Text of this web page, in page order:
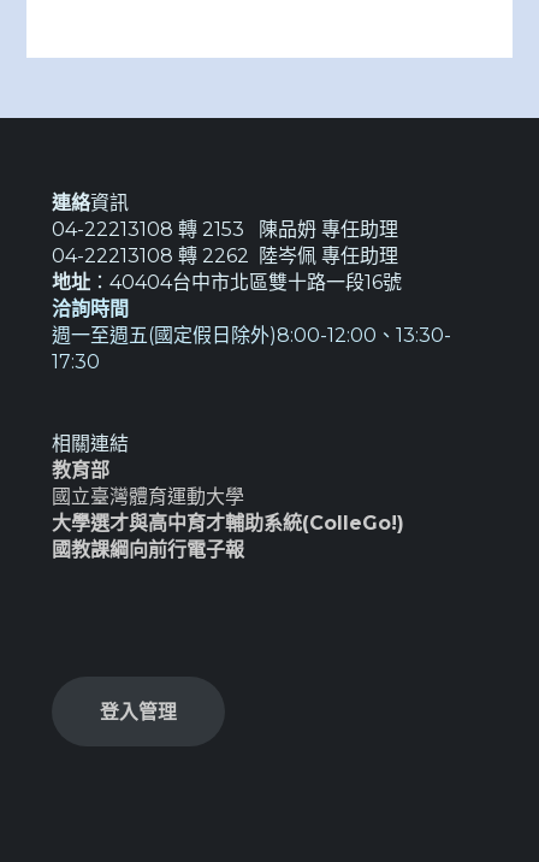
連絡資訊
04-22213108 轉 2153 陳品𡛓 專任助理
04-22213108 轉 2262 陸岑佩 專任助理
地址：40404台中市北區雙十路一段16號
洽詢時間
週一至週五(國定假日除外)8:00-12:00、13:30-
17:30
相關連結
教育部
國立臺灣體育運動大學
大學選才與高中育才輔助系統(ColleGo!)
國教課綱向前行電子報
登入管理